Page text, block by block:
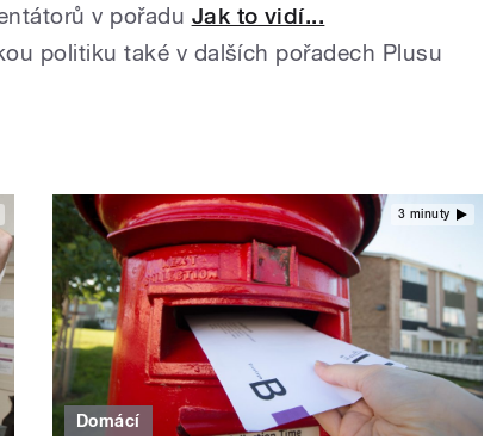
v pořadu Jak to vidí...
politiku také v dalších pořadech Plusu
3 minuty
Domácí